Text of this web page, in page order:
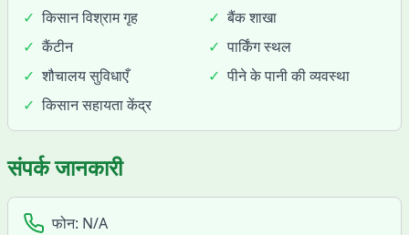
✓ किसान विश्राम गृह ✓ बैंक शाखा
✓ कैंटीन ✓ पार्किंग स्थल
✓ शौचालय सुविधाएँ ✓ पीने के पानी की व्यवस्था
✓ किसान सहायता केंद्र
संपर्क जानकारी
फोन: N/A